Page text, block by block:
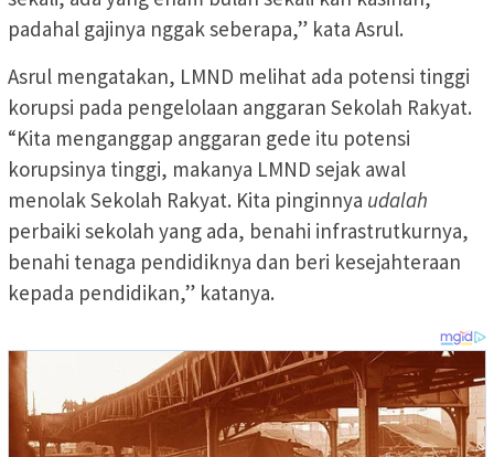
padahal gajinya nggak seberapa,” kata Asrul.
Asrul mengatakan, LMND melihat ada potensi tinggi
korupsi pada pengelolaan anggaran Sekolah Rakyat.
“Kita menganggap anggaran gede itu potensi
korupsinya tinggi, makanya LMND sejak awal
menolak Sekolah Rakyat. Kita pinginnya udalah
perbaiki sekolah yang ada, benahi infrastrutkurnya,
benahi tenaga pendidiknya dan beri kesejahteraan
kepada pendidikan,” katanya.